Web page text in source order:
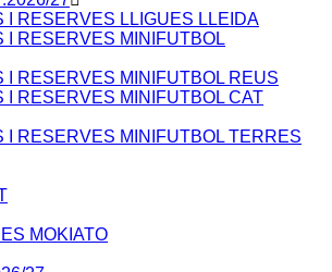
I RESERVES LLIGUES LLEIDA
I RESERVES MINIFUTBOL
I RESERVES MINIFUTBOL REUS
I RESERVES MINIFUTBOL CAT
I RESERVES MINIFUTBOL TERRES
MOKIATO